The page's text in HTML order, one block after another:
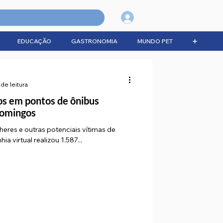
EDUCAÇÃO GASTRONOMIA MUNDO PET ➕
em pontos de ônibus
e outras potenciais vítimas de
virtual realizou 1.587...
leitura